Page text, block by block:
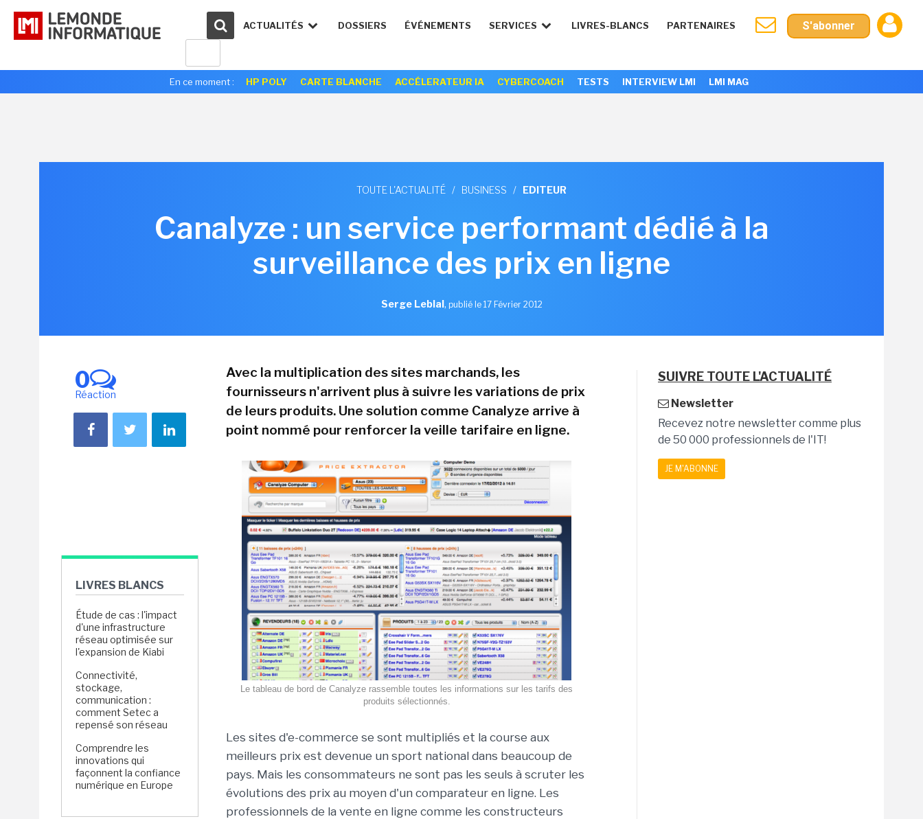
ACTUALITÉS DOSSIERS ÉVÉNEMENTS SERVICES LIVRES-BLANCS PARTENAIRES S'abonner
En ce moment : HP POLY CARTE BLANCHE ACCÉLERATEUR IA CYBERCOACH TESTS INTERVIEW LMI LMI MAG
TOUTE L'ACTUALITÉ / BUSINESS / EDITEUR
Canalyze : un service performant dédié à la
surveillance des prix en ligne
Serge Leblal, publié le 17 Février 2012
0
Réaction
LIVRES BLANCS
Étude de cas : l'impact
d'une infrastructure
réseau optimisée sur
l'expansion de Kiabi
Connectivité,
stockage,
communication :
comment Setec a
repensé son réseau
Comprendre les
innovations qui
façonnent la confiance
numérique en Europe
Avec la multiplication des sites marchands, les
fournisseurs n'arrivent plus à suivre les variations de prix
de leurs produits. Une solution comme Canalyze arrive à
point nommé pour renforcer la veille tarifaire en ligne.
Le tableau de bord de Canalyze rassemble toutes les informations sur les tarifs des
produits sélectionnés.
Les sites d'e-commerce se sont multipliés et la course aux
meilleurs prix est devenue un sport national dans beaucoup de
pays. Mais les consommateurs ne sont pas les seuls à scruter les
évolutions des prix au moyen d'un comparateur en ligne. Les
professionnels de la vente en ligne comme les constructeurs
SUIVRE TOUTE L'ACTUALITÉ
Newsletter
Recevez notre newsletter comme plus
de 50 000 professionnels de l'IT!
JE M'ABONNE